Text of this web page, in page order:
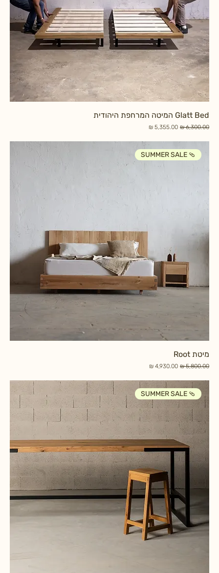
Glatt Bed המיטה המרחפת היהודית
מחיר רגיל מחיר מבצע
SUMMER SALE 🩴
מיטת Root
מחיר רגיל מחיר מבצע
SUMMER SALE 🩴